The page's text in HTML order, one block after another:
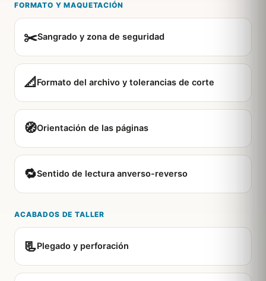
FORMATO Y MAQUETACIÓN
✂️Sangrado y zona de seguridad
📐 Formato del archivo y tolerancias de corte
🧭Orientación de las páginas
🔁Sentido de lectura anverso-reverso
ACABADOS DE TALLER
📃Plegado y perforación